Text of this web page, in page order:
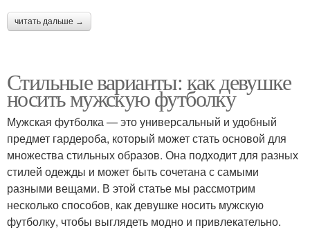
Футболки в разных
читать дальше →
Стильные варианты: как девушке
носить мужскую футболку
Мужская футболка — это универсальный и удобный
предмет гардероба, который может стать основой для
множества стильных образов. Она подходит для разных
стилей одежды и может быть сочетана с самыми
разными вещами. В этой статье мы рассмотрим
несколько способов, как девушке носить мужскую
футболку, чтобы выглядеть модно и привлекательно.